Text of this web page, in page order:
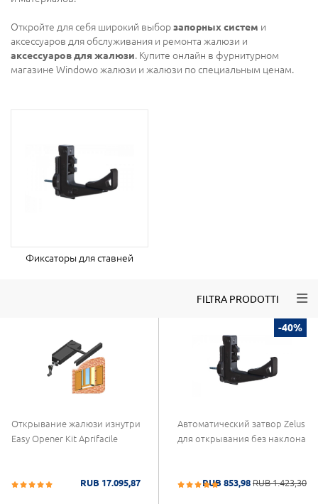
Откройте для себя широкий выборзапорных систем и
аксессуаров для обслуживания и ремонта жалюзи и
аксессуаров для жалюзи. Купите онлайн в фурнитурном
магазине Windowo жалюзи и жалюзи по специальным ценам.
Фиксаторы для ставней
FILTRA PRODOTTI
Открывание жалюзи изнутри
Easy Opener Kit Aprifacile
RUB 17.095,87
-40%
Автоматический затвор Zelus
для открывания без наклона
RUB 853,98 RUB 1.423,30